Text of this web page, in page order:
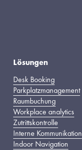
Lösungen
Desk Booking
Parkplatzmanagement
Raumbuchung
Workplace analytics
Zutrittskontrolle
Interne Kommunikation
Indoor Navigation